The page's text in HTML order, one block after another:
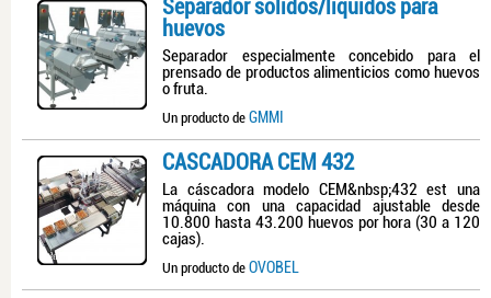
Separador sólidos/líquidos para
huevos
Separador especialmente concebido para el
prensado de productos alimenticios como huevos
o fruta.
Un producto de GMMI
CASCADORA CEM 432
La cáscadora modelo CEM&nbsp;432 est una
máquina con una capacidad ajustable desde
10.800 hasta 43.200 huevos por hora (30 a 120
cajas).
Un producto de OVOBEL